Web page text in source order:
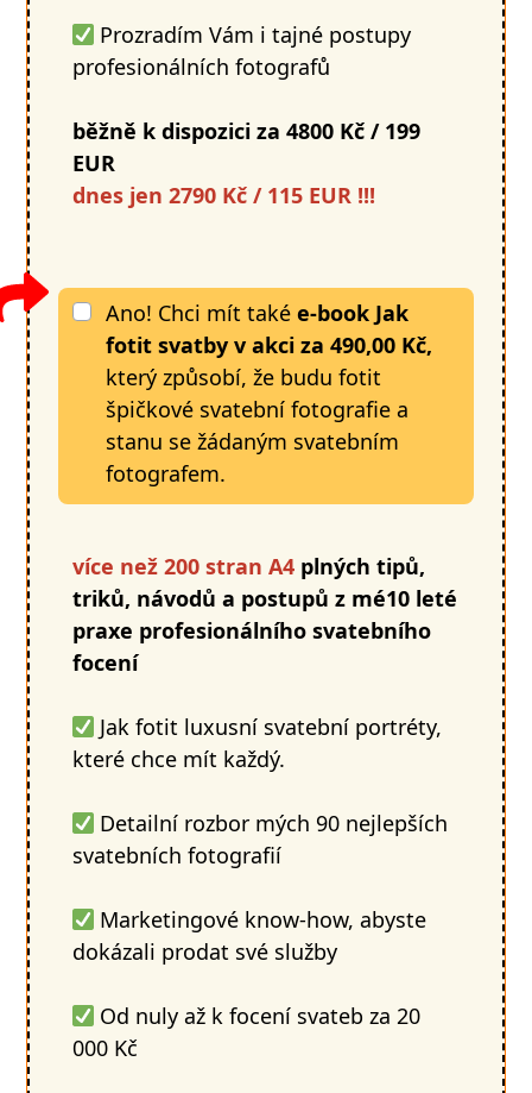
Prozradím Vám i tajné postupy
profesionálních fotografů
běžně k dispozici za 4800 Kč / 199
EUR
dnes jen 2790 Kč / 115 EUR !!!
Ano! Chci mít takée-book Jak
fotit svatby v akci za490,00 Kč,
který způsobí, že budu fotit
špičkové svatební fotografie a
stanu se žádaným svatebním
fotografem.
více než 200 stran A4 plných tipů,
triků, návodů a postupů z mé10 leté
praxe profesionálního svatebního
focení
Jak fotit luxusní svatební portréty,
které chce mít každý.
Detailní rozbor mých 90 nejlepších
svatebních fotografií
Marketingové know-how, abyste
dokázali prodat své služby
Od nuly až k focení svateb za 20
000 Kč